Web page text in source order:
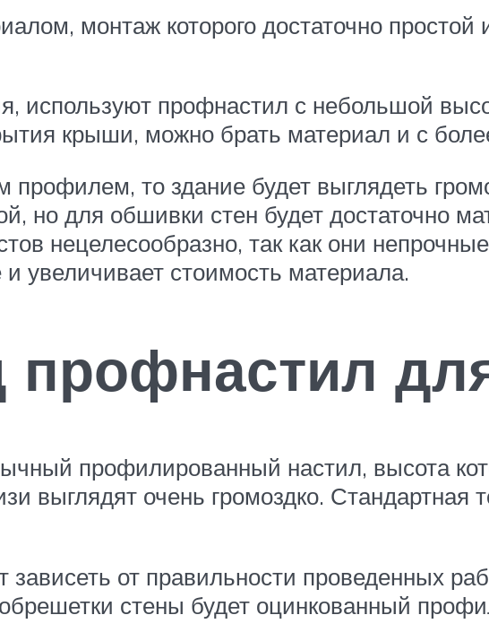
монтаж которого достаточно
используют профнастил с небольшой
крыши, можно брать материал и с
то здание будет выглядеть
но для обшивки стен будет достаточно
нецелесообразно, так как они
увеличивает стоимость материала.
профилированный настил, высота
выглядят очень громоздко. Стандартная
от правильности проведенных
стены будет оцинкованный